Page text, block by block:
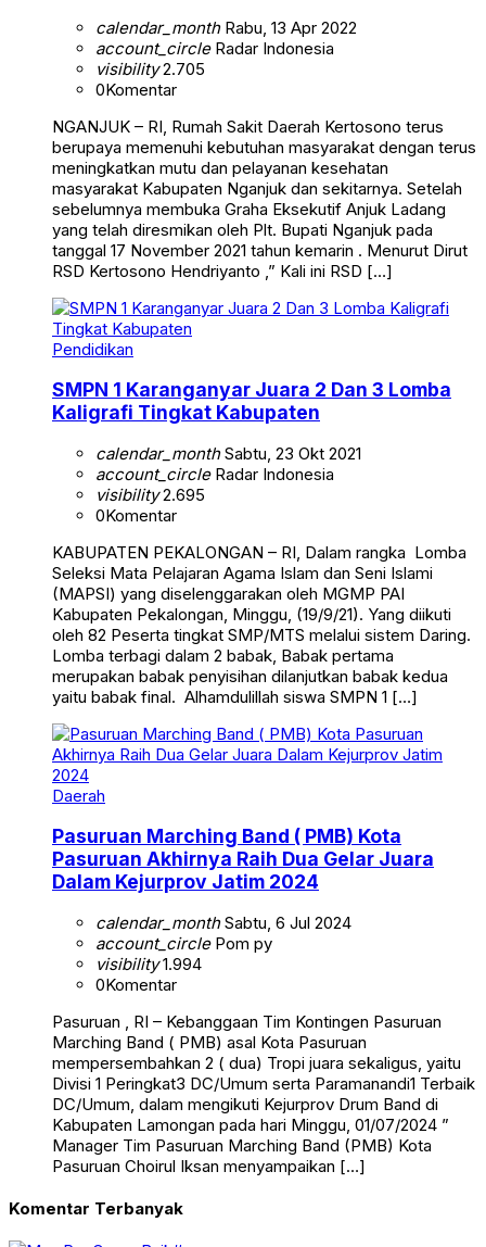
calendar_monthRabu, 13 Apr 2022
account_circleRadar Indonesia
visibility2.705
0Komentar
NGANJUK – RI, Rumah Sakit Daerah Kertosono terus
berupaya memenuhi kebutuhan masyarakat dengan terus
meningkatkan mutu dan pelayanan kesehatan
masyarakat Kabupaten Nganjuk dan sekitarnya. Setelah
sebelumnya membuka Graha Eksekutif Anjuk Ladang
yang telah diresmikan oleh Plt. Bupati Nganjuk pada
tanggal 17 November 2021 tahun kemarin . Menurut Dirut
RSD Kertosono Hendriyanto ,” Kali ini RSD […]
Pendidikan
SMPN 1 Karanganyar Juara 2 Dan 3 Lomba
Kaligrafi Tingkat Kabupaten
calendar_monthSabtu, 23 Okt 2021
account_circleRadar Indonesia
visibility2.695
0Komentar
KABUPATEN PEKALONGAN – RI, Dalam rangka Lomba
Seleksi Mata Pelajaran Agama Islam dan Seni Islami
(MAPSI) yang diselenggarakan oleh MGMP PAI
Kabupaten Pekalongan, Minggu, (19/9/21). Yang diikuti
oleh 82 Peserta tingkat SMP/MTS melalui sistem Daring.
Lomba terbagi dalam 2 babak, Babak pertama
merupakan babak penyisihan dilanjutkan babak kedua
yaitu babak final. Alhamdulillah siswa SMPN 1 […]
Daerah
Pasuruan Marching Band ( PMB) Kota
Pasuruan Akhirnya Raih Dua Gelar Juara
Dalam Kejurprov Jatim 2024
calendar_monthSabtu, 6 Jul 2024
account_circlePom py
visibility1.994
0Komentar
Pasuruan , RI – Kebanggaan Tim Kontingen Pasuruan
Marching Band ( PMB) asal Kota Pasuruan
mempersembahkan 2 ( dua) Tropi juara sekaligus, yaitu
Divisi 1 Peringkat3 DC/Umum serta Paramanandi1 Terbaik
DC/Umum, dalam mengikuti Kejurprov Drum Band di
Kabupaten Lamongan pada hari Minggu, 01/07/2024 ”
Manager Tim Pasuruan Marching Band (PMB) Kota
Pasuruan Choirul Iksan menyampaikan […]
Komentar Terbanyak